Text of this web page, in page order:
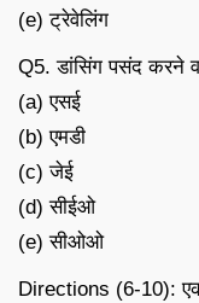
(e) ट्रेवेलिंग
Q5. डांसिंग पसंद करने
(a) एसई
(b) एमडी
(c) जेई
(d) सीईओ
(e) सीओओ
Directions (6-10):